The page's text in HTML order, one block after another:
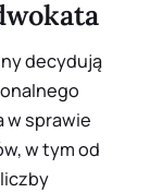
decydują
w sprawie
w tym od